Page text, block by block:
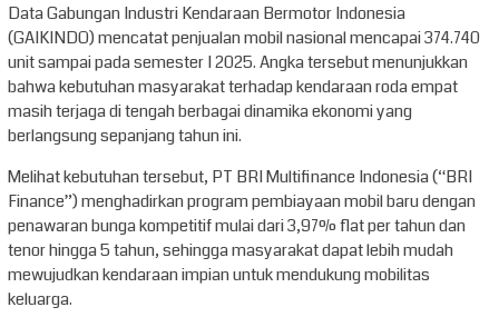
Data Gabungan Industri Kendaraan Bermotor Indonesia
(GAIKINDO) mencatat penjualan mobil nasional mencapai 374.740
unit sampai pada semester I 2025. Angka tersebut menunjukkan
bahwa kebutuhan masyarakat terhadap kendaraan roda empat
masih terjaga di tengah berbagai dinamika ekonomi yang
berlangsung sepanjang tahun ini.
Melihat kebutuhan tersebut, PT BRI Multifinance Indonesia (“BRI
Finance”) menghadirkan program pembiayaan mobil baru dengan
penawaran bunga kompetitif mulai dari 3,97% flat per tahun dan
tenor hingga 5 tahun, sehingga masyarakat dapat lebih mudah
mewujudkan kendaraan impian untuk mendukung mobilitas
keluarga.